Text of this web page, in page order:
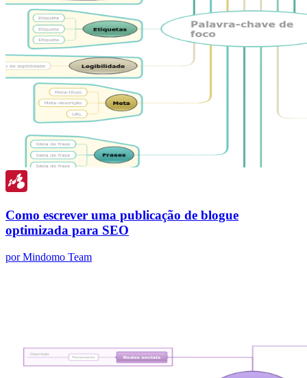
Como escrever uma publicação de blogue
optimizada para SEO
por Mindomo Team